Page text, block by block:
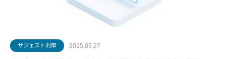
サジェスト対策 2025.09.27